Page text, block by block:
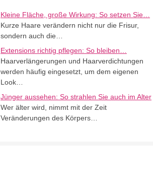
Kleine Fläche, große Wirkung: So setzen Sie…
Kurze Haare verändern nicht nur die Frisur,
sondern auch die…
Extensions richtig pflegen: So bleiben…
Haarverlängerungen und Haarverdichtungen
werden häufig eingesetzt, um dem eigenen
Look…
Jünger aussehen: So strahlen Sie auch im Alter
Wer älter wird, nimmt mit der Zeit
Veränderungen des Körpers…